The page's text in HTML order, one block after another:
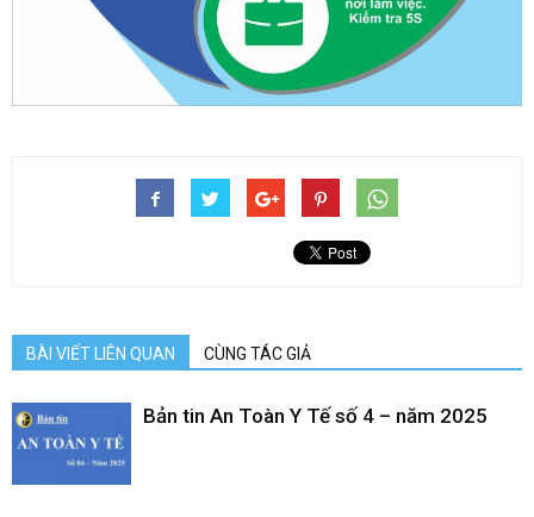
BÀI VIẾT LIÊN QUAN CÙNG TÁC GIẢ
Bản tin An Toàn Y Tế số 4 – năm 2025